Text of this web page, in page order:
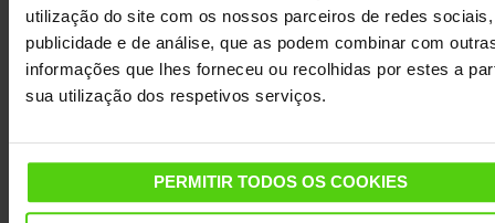
utilização do site com os nossos parceiros de redes
publicidade e de análise, que as podem combinar com
informações que lhes forneceu ou recolhidas por estes a
sua utilização dos respetivos serviços.
PERMITIR TODOS OS COOKIES
DADOS TÉCNICOS
OUTRAS INFORMAÇÕES ÚTEIS